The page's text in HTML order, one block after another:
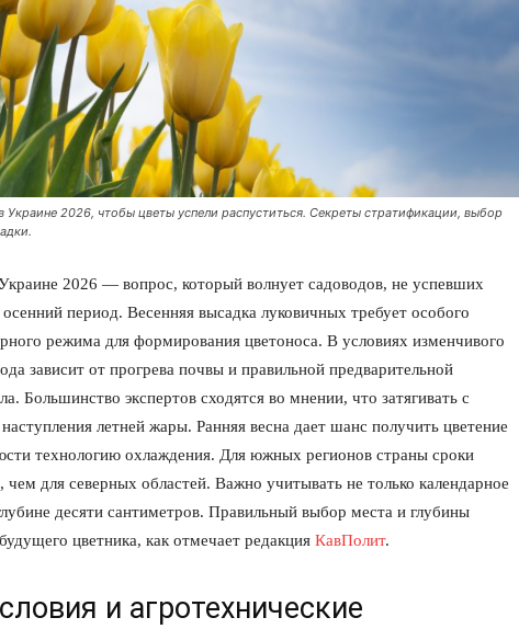
Украине 2026, чтобы цветы успели распуститься. Секреты стратификации, выбор
2026 — вопрос, который волнует садоводов, не успевших
период. Весенняя высадка луковичных требует особого
режима для формирования цветоноса. В условиях изменчивого
зависит от прогрева почвы и правильной предварительной
Большинство экспертов сходятся во мнении, что затягивать с
летней жары. Ранняя весна дает шанс получить цветение
технологию охлаждения. Для южных регионов страны сроки
чем для северных областей. Важно учитывать не только календарное
десяти сантиметров. Правильный выбор места и глубины
цветника, как отмечает редакция КавПолит.
и агротехнические